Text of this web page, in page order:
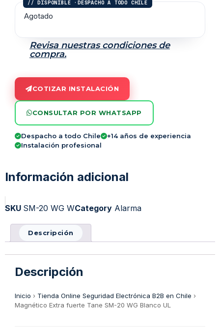
Agotado
Revisa nuestras condiciones de
compra.
COTIZAR INSTALACIÓN
CONSULTAR POR WHATSAPP
Despacho a todo Chile
+14 años de experiencia
Instalación profesional
Información adicional
SKU SM-20 WG WCategory Alarma
Descripción
Descripción
Inicio › Tienda Online Seguridad Electrónica B2B en Chile ›
Magnético Extra fuerte Tane SM-20 WG Blanco UL